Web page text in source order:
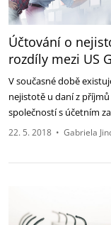
Účtování o
rozdíly mezi US
V současné době
nejistotě u daní z
společností s účetním
22. 5. 2018 • Gabriela